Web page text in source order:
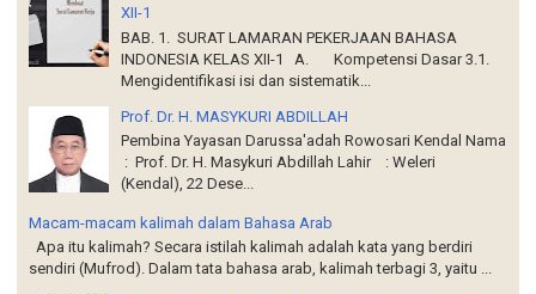
XII-1
BAB. 1. SURAT LAMARAN PEKERJAAN BAHASA
INDONESIA KELAS XII-1 A. Kompetensi Dasar 3.1.
Mengidentifikasi isi dan sistematik...
Prof. Dr. H. MASYKURI ABDILLAH
Pembina Yayasan Darussa'adah Rowosari Kendal Nama
: Prof. Dr. H. Masykuri Abdillah Lahir : Weleri
(Kendal), 22 Dese...
Macam-macam kalimah dalam Bahasa Arab
Apa itu kalimah? Secara istilah kalimah adalah kata yang berdiri
sendiri (Mufrod). Dalam tata bahasa arab, kalimah terbagi 3, yaitu ...